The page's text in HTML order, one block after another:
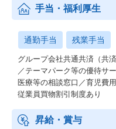
2025年3月に新体制へと移
グ（人間が一切コードを書
生成AIの技術に大きなブレ
加えてアウトカム達成のた
ザーリサーチなど、専門的
した。
それが生成AIとディープリ
しきれなかったビジネスの
能になりました。
手当・福利厚生
通勤手当 残業手当
グループ会社共通共済（共
／テーマパーク等の優待サ
医療等の相談窓口／育児費
従業員買物割引制度あり
昇給・賞与